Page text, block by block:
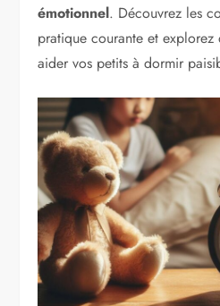
émotionnel. Découvrez les
pratique courante et explorez
aider vos petits à dormir